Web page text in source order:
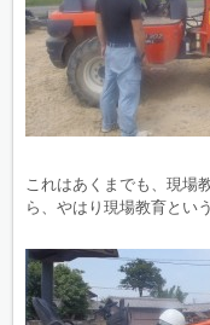
これはあくまでも、現場
ら、やはり現場教育とい